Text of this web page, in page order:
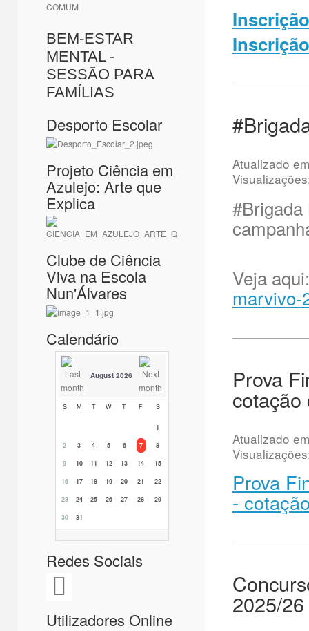
COMUM
BEM-ESTAR
MENTAL -
SESSÃO PARA
FAMÍLIAS
Desporto Escolar
Projeto Ciência em
Azulejo: Arte que
Explica
Clube de Ciência
Viva na Escola
Nun'Álvares
Calendário
August 2026
S M T W T F S
1
2
3 4 5 6 7
8
9
10 11 12 13 14
15
16
17 18 19 20 21
22
23
24 25 26 27 28
29
30
31
Redes Sociais
Utilizadores Online
Atualizado
Veja
marvivo-
Prova
cotação
Atualizado
Prova
-
2025/26